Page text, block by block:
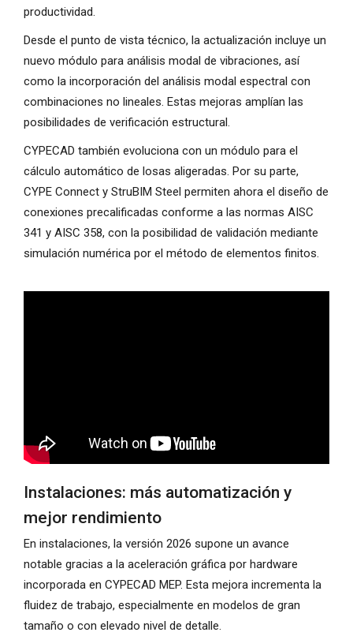
productividad.
Desde el punto de vista técnico, la actualización incluye un
nuevo módulo para análisis modal de vibraciones, así
como la incorporación del análisis modal espectral con
combinaciones no lineales. Estas mejoras amplían las
posibilidades de verificación estructural.
CYPECAD también evoluciona con un módulo para el
cálculo automático de losas aligeradas. Por su parte,
CYPE Connect y StruBIM Steel permiten ahora el diseño de
conexiones precalificadas conforme a las normas AISC
341 y AISC 358, con la posibilidad de validación mediante
simulación numérica por el método de elementos finitos.
Instalaciones: más automatización y
mejor rendimiento
En instalaciones, la versión 2026 supone un avance
notable gracias a la aceleración gráfica por hardware
incorporada en CYPECAD MEP. Esta mejora incrementa la
fluidez de trabajo, especialmente en modelos de gran
tamaño o con elevado nivel de detalle.